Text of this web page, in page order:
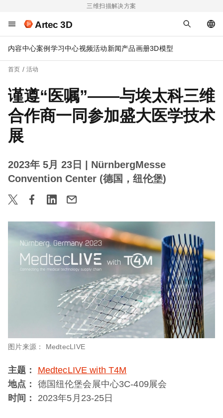
三维扫描解决方案
Artec 3D
内容中心案例 学习中心视频活动新闻产品画册3D模型
首页 活动
谨遵“医嘱”——与埃太科三维
合作商一同参加盛大医学技术
展
2023年 5月 23日
| NürnbergMesse
Convention Center (德国，纽伦堡)
图片来源： MedtecLIVE
主题：
MedtecLIVE with T4M
地点：
德国纽伦堡会展中心3C-409展会
时间：
2023年5月23-25日